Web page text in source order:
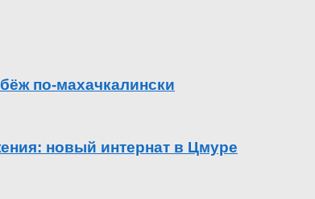
по-махачкалински
новый интернат в Цмуре